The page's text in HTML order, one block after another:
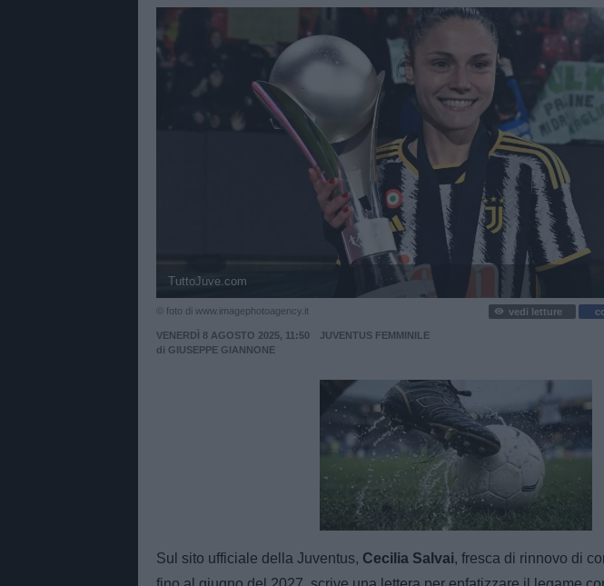
TuttoJuve.com
© foto di www.imagephotoagency.it vedi letture
VENERDÌ 8 AGOSTO 2025, 11:50
JUVENTUS FEMMINILE
di GIUSEPPE GIANNONE
Unmute
Loaded
100.00%
Sul sito ufficiale della Juventus, Cecilia Salvai, fresca di rinnovo di